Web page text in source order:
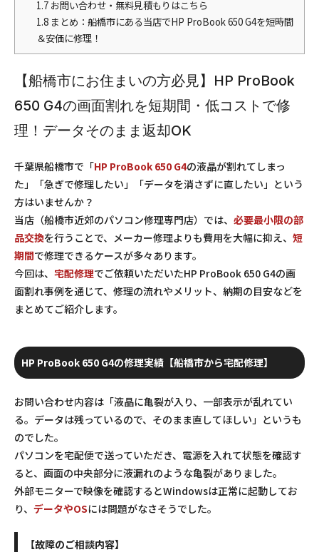
1.7お問い合わせ・無料見積もりはこちら
1.8まとめ：船橋市にある当店でHP ProBook 650 G4を短時間
＆安価に修理！
【船橋市にお住まいの方必見】HP ProBook
650 G4の画面割れを短期間・低コストで修
理！データそのまま返却OK
千葉県船橋市で「HP ProBook 650 G4の液晶が割れてしまっ
た」「急ぎで修理したい」「データを消さずに直したい」という
方はいませんか？
当店（船橋市近郊のパソコン修理専門店）では、 必要最小限の部
品交換を行うことで、メーカー修理よりも費用を大幅に抑え、 短
期間で修理できるケースが多々あります。
今回は、 宅配修理でご依頼いただいたHP ProBook 650 G4の画
面割れ事例を通じて、修理の流れやメリット、納期の目安などを
まとめてご紹介します。
HP ProBook 650 G4の修理実績【船橋市から宅配修理】
お問い合わせ内容は「液晶に亀裂が入り、一部表示が乱れてい
る。データは残っているので、そのまま直してほしい」というも
のでした。
パソコンを宅配便で送っていただき、電源を入れて状態を確認す
ると、画面の中央部分に液漏れのような亀裂がありました。
外部モニターで映像を確認するとWindowsは正常に起動してお
り、 データやOSには問題がなさそうでした。
【故障のご相談内容】